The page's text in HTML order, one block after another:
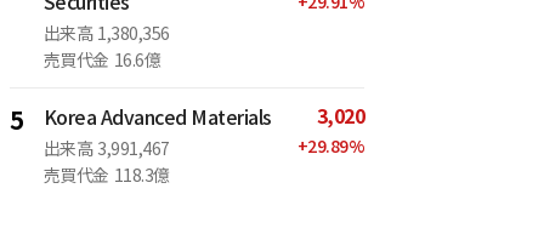
出来高 1,380,356
売買代金 16.6億
5 Korea Advanced Materials
出来高 3,991,467
売買代金 118.3億
3,020
+29.89%